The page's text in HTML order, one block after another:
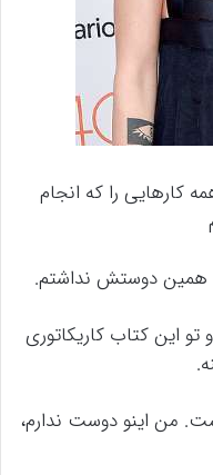
کارهایی را که انجام
همین دوستش نداشتم.
این کتاب کاریکاتوری
من اینو دوست ندارم،